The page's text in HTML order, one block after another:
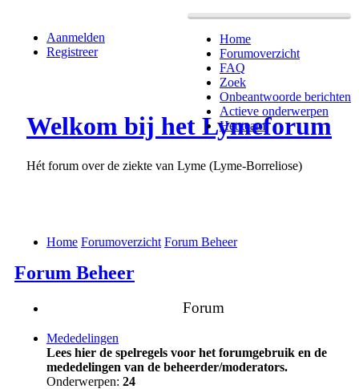
Home
Forumoverzicht
FAQ
Zoek
Onbeantwoorde berichten
Actieve onderwerpen
Het team
Aanmelden
Registreer
Welkom bij het Lymeforum
Hét forum over de ziekte van Lyme (Lyme-Borreliose)
Home Forumoverzicht Forum Beheer
Forum Beheer
Forum
Mededelingen
Lees hier de spelregels voor het forumgebruik en de
mededelingen van de beheerder/moderators.
Onderwerpen: 24